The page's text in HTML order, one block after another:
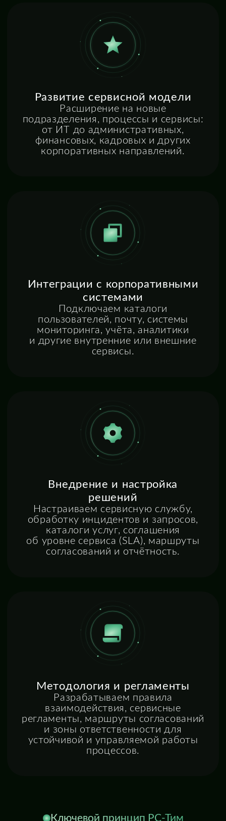
Разрабатываем правила
взаимодействия, сервисные
регламенты, маршруты согласований
и зоны ответственности для
устойчивой и управляемой работы
процессов.
Ключевой принцип РС-Тим
Мы внедряем решения так,
чтобы они оставались
управляемыми,
обновляемыми
и масштабируемыми
практический опыт внедрения сервисных
решений в реальных корпоративных
условиях: с распределёнными командами,
сложными процессами, интеграциями
и высокими требованиями к управляемости
сервисов.
Узнать больше
Р-Сервис как часть опыта
внедрения и развития
сервисных процессов
Имя
Я согласен(-на) сПолитикой обработки
персональных данныхкомпании ООО
"РР-Тех"
Оставьте заявку, и мы свяжемся с вами, чтобы
обсудить ваши задачи, показать
возможности
наших продуктов и предложить
стоимости.
Запросить стоимость
консалтинга